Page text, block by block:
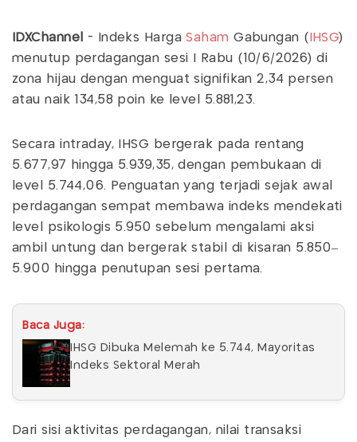
IDXChannel - Indeks HargaSaham Gabungan ( IHSG)
menutup perdagangan sesi I Rabu (10/6/2026) di
zona hijau dengan menguat signifikan 2,34 persen
atau naik 134,58 poin ke level 5.881,23.
Secara intraday, IHSG bergerak pada rentang
5.677,97 hingga 5.939,35, dengan pembukaan di
level 5.744,06. Penguatan yang terjadi sejak awal
perdagangan sempat membawa indeks mendekati
level psikologis 5.950 sebelum mengalami aksi
ambil untung dan bergerak stabil di kisaran 5.850–
5.900 hingga penutupan sesi pertama.
Baca Juga:
IHSG Dibuka Melemah ke 5.744, Mayoritas
Indeks Sektoral Merah
Dari sisi aktivitas perdagangan, nilai transaksi